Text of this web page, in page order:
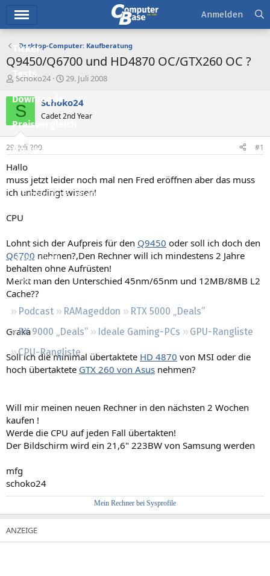
Ticker
Tests
Downloads
Preisvergleich
Forum
Aktuelles
Empfohlene Inhalte
Neue Beiträge
Leserartikel
Regeln
Podcast RAMageddon
RTX 5000 „Deals“
RX 9000 „Deals“
Ideale Gaming-PCs
GPU-Rangliste
CPU-Rangliste
Anmelden
Desktop-Computer: Kaufberatung
Q9450/Q6700 und HD4870 OC/GTX260 OC ?
E
s
t
e
e
r
Schoko24
E
s
e
t
29. Juli 2008
S Schoko24
Cadet 2nd Year
29. Juli 2008 #1
Hallo
muss jetzt leider noch mal nen Fred eröffnen aber das muss
ich unbedingt wissen!
CPU
Lohnt sich der Aufpreis für den Q9450 oder soll ich doch den
Q6700 nehmen?,Den Rechner will ich mindestens 2 Jahre
behalten ohne Aufrüsten!
Merkt man den Unterschied 45nm/65nm und 12MB/8MB L2
Cache??
Graka
Soll ich die minimal übertaktete HD 4870 von MSI oder die
hoch übertaktete GTX 260 von Asus nehmen?
Will mir meinen neuen Rechner in den nächsten 2 Wochen
kaufen !
Werde die CPU auf jeden Fall übertakten!
Der Bildschirm wird ein 21,6" 223BW von Samsung werden
mfg
schoko24
Mein Rechner bei Sysprofile